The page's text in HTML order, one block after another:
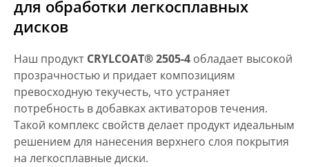
для обработки легкосплавных
дисков
Наш продукт CRYLCOAT® 2505-4 обладает высокой
прозрачностью и придает композициям
превосходную текучесть, что устраняет
потребность в добавках активаторов течения.
Такой комплекс свойств делает продукт идеальным
решением для нанесения верхнего слоя покрытия
на легкосплавные диски.